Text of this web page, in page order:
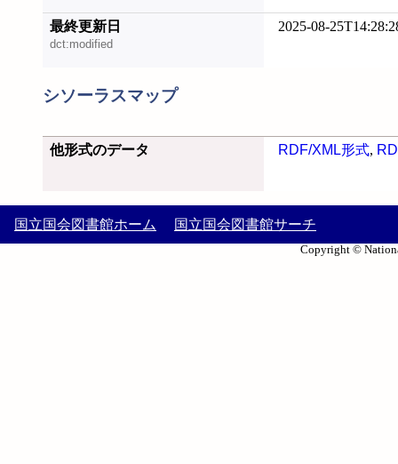
最終更新日
dct:modified
2025-08-
シソーラスマップ
他形式のデータ RDF/XML形式,
国立国会図書館ホーム 国立国会図書館サーチ
Copyright ©